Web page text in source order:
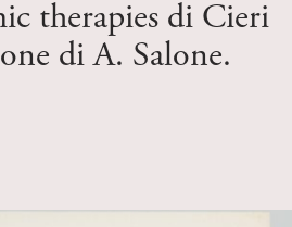
g
therapies di Cieri
di A. Salone.